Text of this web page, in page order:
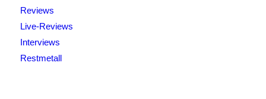
Reviews
Live-Reviews
Interviews
Restmetall